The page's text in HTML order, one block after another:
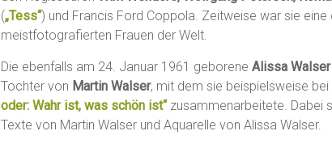
(„Tess“) und Francis Ford Coppola. Zeitweise war sie eine
meistfotografierten Frauen der Welt.
Die ebenfalls am 24. Januar 1961 geborene Alissa Walser
Tochter von Martin Walser, mit dem sie beispielsweise bei
oder: Wahr ist, was schön ist“ zusammenarbeitete. Dabei
Texte von Martin Walser und Aquarelle von Alissa Walser.